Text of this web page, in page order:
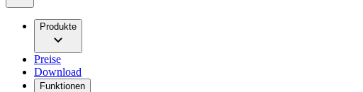
Produkte
Preise
Download
Funktionen